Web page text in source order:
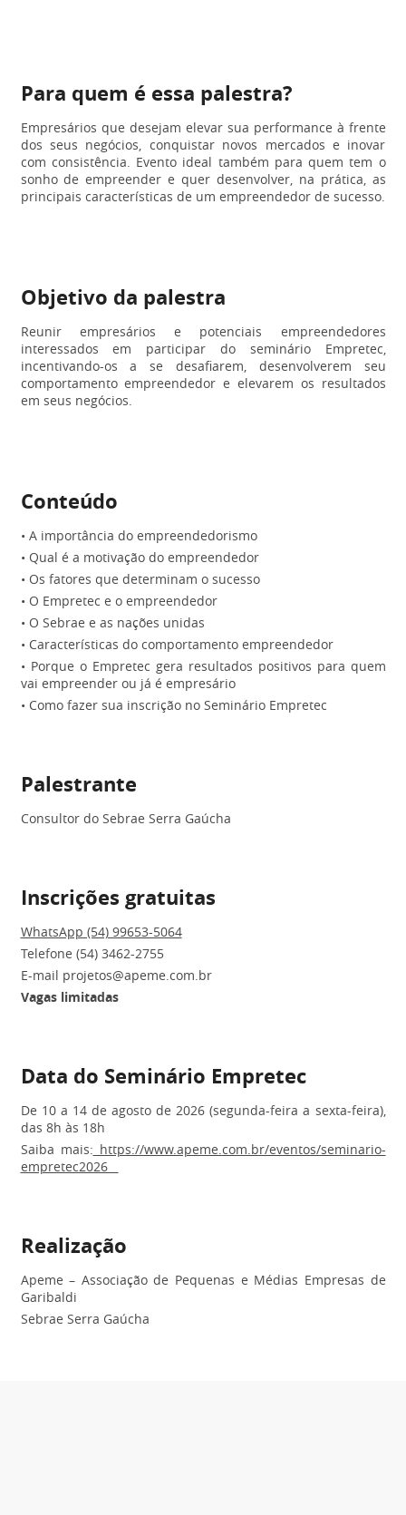
Para quem é essa palestra?
Empresários que desejam elevar sua performance à frente
dos seus negócios, conquistar novos mercados e inovar
com consistência. Evento ideal também para quem tem o
sonho de empreender e quer desenvolver, na prática, as
principais características de um empreendedor de sucesso.
Objetivo da palestra
Reunir empresários e potenciais empreendedores
interessados em participar do seminário Empretec,
incentivando-os a se desafiarem, desenvolverem seu
comportamento empreendedor e elevarem os resultados
em seus negócios.
Conteúdo
• A importância do empreendedorismo
• Qual é a motivação do empreendedor
• Os fatores que determinam o sucesso
• O Empretec e o empreendedor
• O Sebrae e as nações unidas
• Características do comportamento empreendedor
• Porque o Empretec gera resultados positivos para quem
vai empreender ou já é empresário
• Como fazer sua inscrição no Seminário Empretec
Palestrante
Consultor do Sebrae Serra Gaúcha
Inscrições gratuitas
WhatsApp (54) 99653-5064
Telefone (54) 3462-2755
E-mail projetos@apeme.com.br
Vagas limitadas
Data do Seminário Empretec
De 10 a 14 de agosto de 2026 (segunda-feira a sexta-feira),
das 8h às 18h
Saiba mais: https://www.apeme.com.br/eventos/seminario-
empretec2026
Realização
Apeme – Associação de Pequenas e Médias Empresas de
Garibaldi
Sebrae Serra Gaúcha